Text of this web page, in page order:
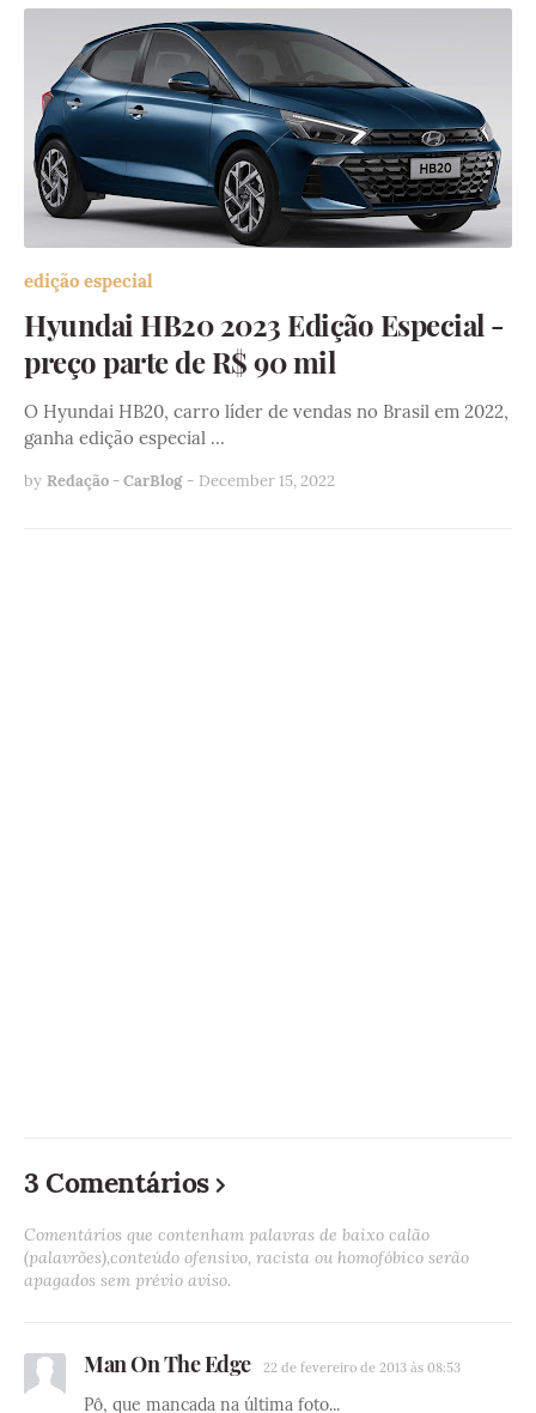
edição especial
Hyundai HB20 2023 Edição Especial -
preço parte de R$ 90 mil
O Hyundai HB20, carro líder de vendas no Brasil em 2022,
ganha edição especial …
by Redação - CarBlog - December 15, 2022
3 Comentários
Comentários que contenham palavras de baixo calão
(palavrões),conteúdo ofensivo, racista ou homofóbico serão
apagados sem prévio aviso.
Man On The Edge 22 de fevereiro de 2013 às 08:53
Pô, que mancada na última foto...